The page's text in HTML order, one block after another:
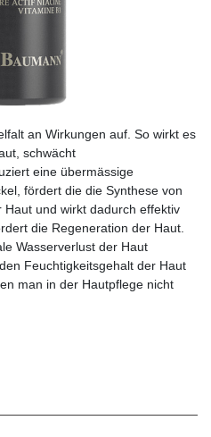
an Wirkungen auf. So wirkt es
schwächt
eine übermässige
fördert die die Synthese von
und wirkt dadurch effektiv
die Regeneration der Haut.
Wasserverlust der Haut
Feuchtigkeitsgehalt der Haut
man in der Hautpflege nicht